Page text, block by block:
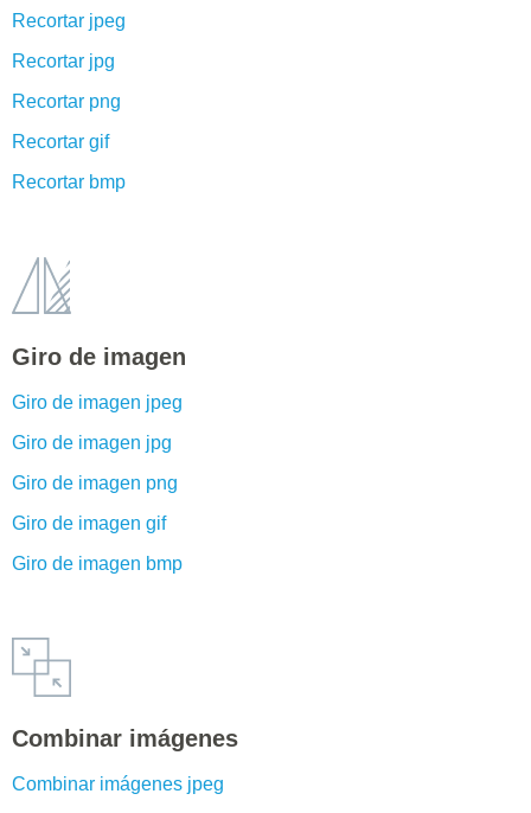
Recortar jpeg
Recortar jpg
Recortar png
Recortar gif
Recortar bmp
Giro de imagen
Giro de imagen jpeg
Giro de imagen jpg
Giro de imagen png
Giro de imagen gif
Giro de imagen bmp
Combinar imágenes
Combinar imágenes jpeg